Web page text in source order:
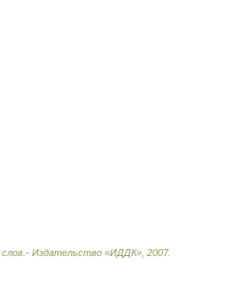
Издательство «ИДДК» 2007.